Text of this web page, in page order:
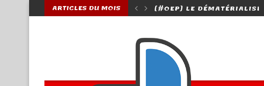
ARTICLES DU MOIS
EST-IL VRAIMENT À BANNIR ?[TEST] PRESSÉS DE